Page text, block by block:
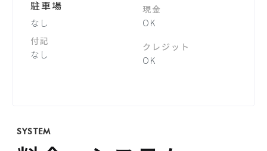
駐車場
なし
付記
なし
現金
OK
クレジット
OK
SYSTEM